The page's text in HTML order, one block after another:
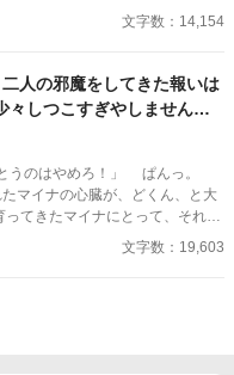
親に告げられたのは、婚約とい
文字数：14,154
人の邪魔をしてきた報いは
しつこすぎやしません
やめろ！」 ぱんっ。
マイナの心臓が、どくん、と大
。そのショックからか。前世の
の中を一気にぐるぐると駆け巡
文字数：19,603